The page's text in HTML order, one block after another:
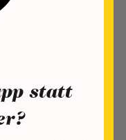
statt